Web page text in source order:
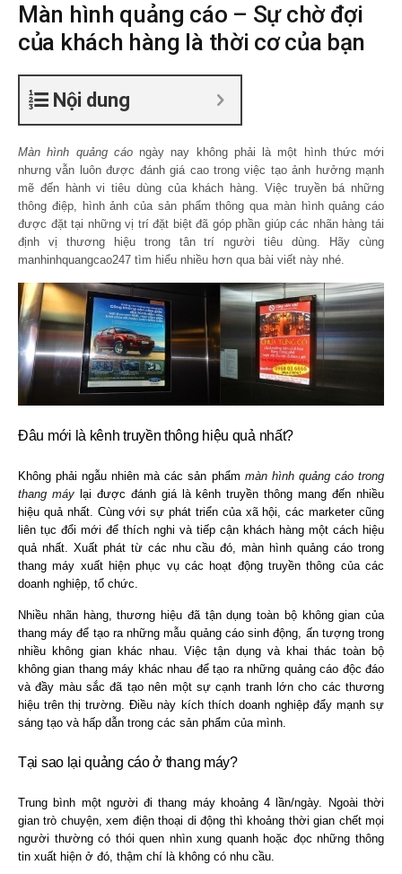
Màn hình quảng cáo – Sự chờ đợi
của khách hàng là thời cơ của bạn
Nội dung
Màn hình quảng cáongày nay không phải là một hình thức mới
nhưng vẫn luôn được đánh giá cao trong việc tạo ảnh hưởng mạnh
mẽ đến hành vi tiêu dùng của khách hàng. Việc truyền bá những
thông điệp, hình ảnh của sản phẩm thông qua màn hình quảng cáo
được đặt tại những vị trí đặt biệt đã góp phần giúp các nhãn hàng tái
định vị thương hiệu trong tân trí người tiêu dùng. Hãy cùng
manhinhquangcao247 tìm hiểu nhiều hơn qua bài viết này nhé.
Đâu mới là kênh truyền thông hiệu quả nhất?
Không phải ngẫu nhiên mà các sản phẩm màn hình quảng cáo trong
thang máylại được đánh giá là kênh truyền thông mang đến nhiều
hiệu quả nhất. Cùng với sự phát triển của xã hội, các marketer cũng
liên tục đổi mới để thích nghi và tiếp cận khách hàng một cách hiệu
quả nhất. Xuất phát từ các nhu cầu đó, màn hình quảng cáo trong
thang máy xuất hiện phục vụ các hoạt động truyền thông của các
doanh nghiệp, tổ chức.
Nhiều nhãn hàng, thương hiệu đã tận dụng toàn bộ không gian của
thang máy để tạo ra những mẫu quảng cáo sinh động, ấn tượng trong
nhiều không gian khác nhau. Việc tận dụng và khai thác toàn bộ
không gian thang máy khác nhau để tạo ra những quảng cáo độc đáo
và đầy màu sắc đã tạo nên một sự cạnh tranh lớn cho các thương
hiệu trên thị trường. Điều này kích thích doanh nghiệp đẩy mạnh sự
sáng tạo và hấp dẫn trong các sản phẩm của mình.
Tại sao lại quảng cáo ở thang máy?
Trung bình một người đi thang máy khoảng 4 lần/ngày. Ngoài thời
gian trò chuyện, xem điện thoại di động thì khoảng thời gian chết mọi
người thường có thói quen nhìn xung quanh hoặc đọc những thông
tin xuất hiện ở đó, thậm chí là không có nhu cầu.